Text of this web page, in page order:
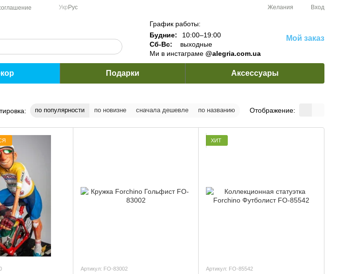
Укр Рус Желания Вход
График работы:
Будние:
10:00–19:00
Сб-Вс:
выходные
Ми в инстаграме @alegria.com.ua
Мой заказ
Подарки Аксессуары
по популярности по новизне сначала дешевле по названию Отображение:
Артикул: FO-83002
ХИТ
Артикул: FO-85542